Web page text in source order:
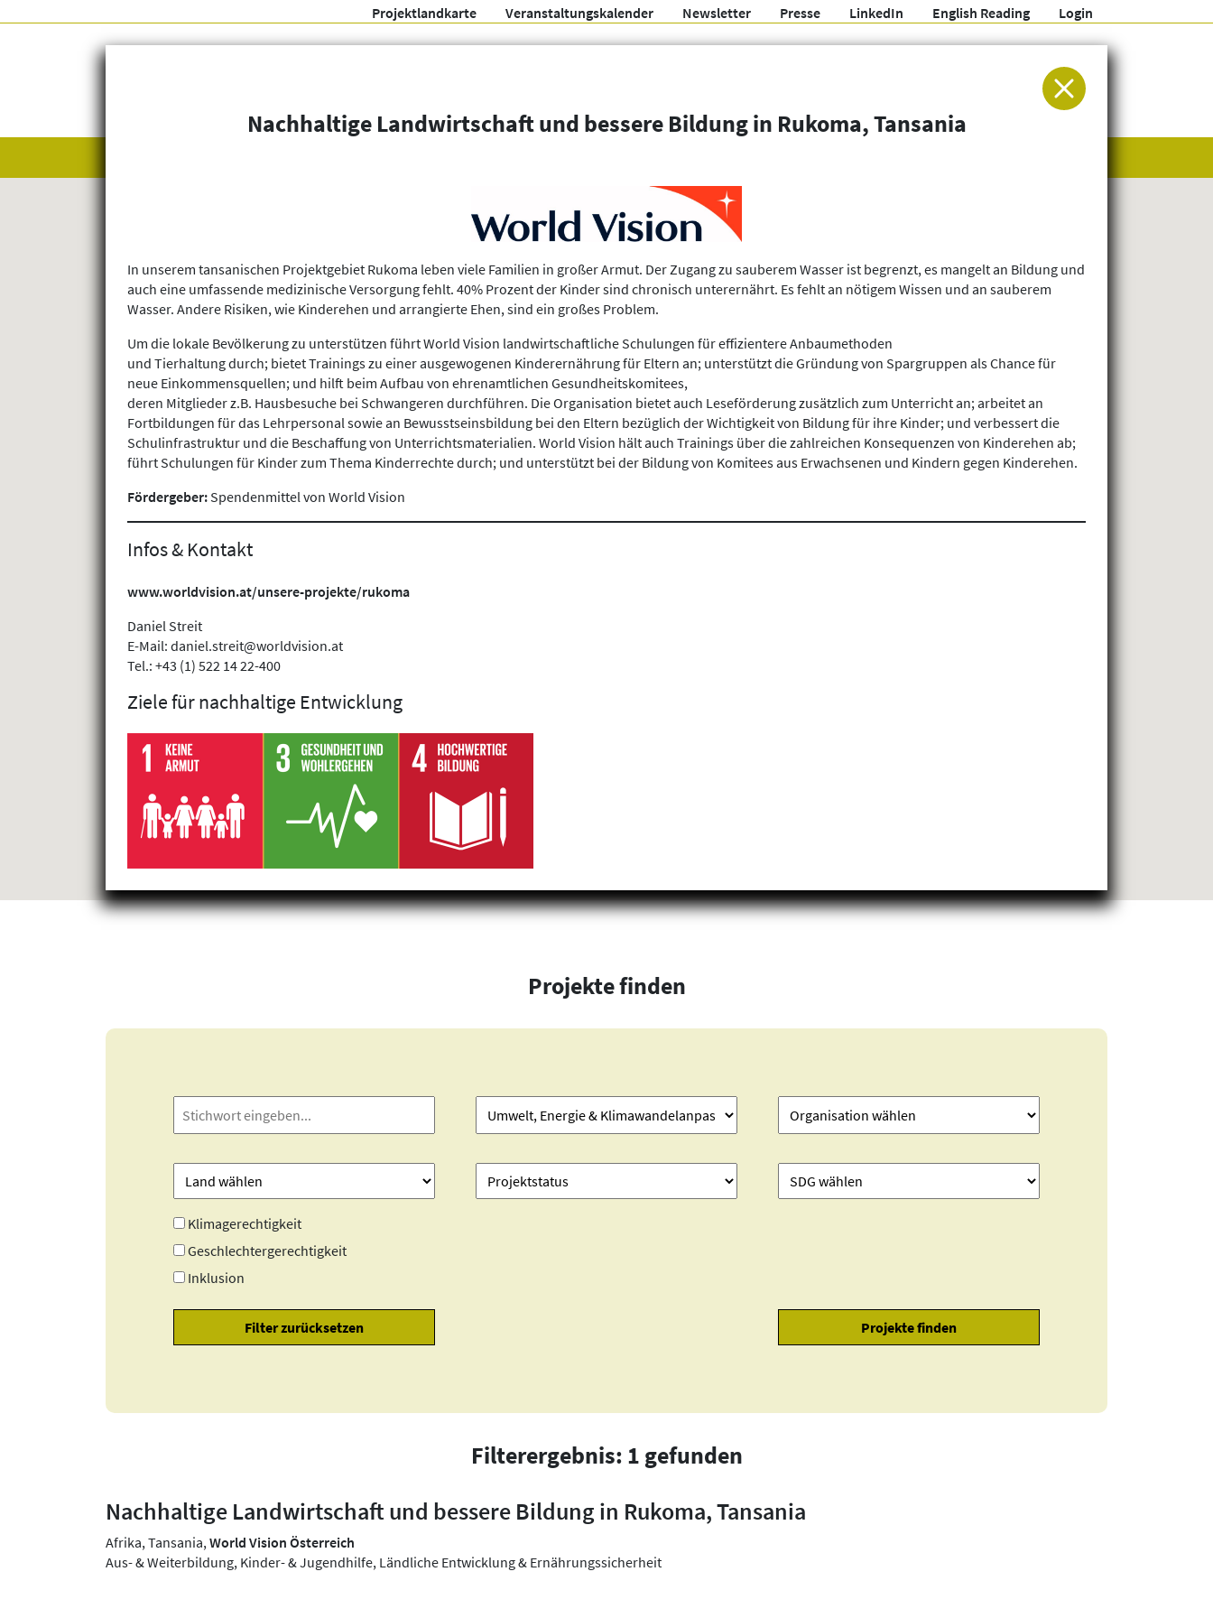
Projektlandkarte Veranstaltungskalender Newsletter Presse LinkedIn English Reading Login
Arbeitsgemeinschaft für Entwicklung und Humanitäre Hilfe
Projekte finden
Klimagerechtigkeit
Geschlechtergerechtigkeit
Inklusion
Filterergebnis: 1 gefunden
Nachhaltige Landwirtschaft und bessere Bildung in Rukoma, Tansania
Afrika, Tansania,World Vision Österreich
Aus- & Weiterbildung, Kinder- & Jugendhilfe, Ländliche Entwicklung & Ernährungssicherheit
Nachhaltige Landwirtschaft und bessere Bildung in Rukoma, Tansania
In unserem tansanischen Projektgebiet Rukoma leben viele Familien in großer Armut. Der Zugang zu sauberem Wasser ist begrenzt, es mangelt an Bildung und
auch eine umfassende medizinische Versorgung fehlt. 40% Prozent der Kinder sind chronisch unterernährt. Es fehlt an nötigem Wissen und an sauberem
Wasser. Andere Risiken, wie Kinderehen und arrangierte Ehen, sind ein großes Problem.
Um die lokale Bevölkerung zu unterstützen führt World Vision landwirtschaftliche Schulungen für effizientere Anbaumethoden
und Tierhaltung durch; bietet Trainings zu einer ausgewogenen Kinderernährung für Eltern an; unterstützt die Gründung von Spargruppen als Chance für
neue Einkommensquellen; und hilft beim Aufbau von ehrenamtlichen Gesundheitskomitees,
deren Mitglieder z.B. Hausbesuche bei Schwangeren durchführen. Die Organisation bietet auch Leseförderung zusätzlich zum Unterricht an; arbeitet an
Fortbildungen für das Lehrpersonal sowie an Bewusstseinsbildung bei den Eltern bezüglich der Wichtigkeit von Bildung für ihre Kinder; und verbessert die
Schulinfrastruktur und die Beschaffung von Unterrichtsmaterialien. World Vision hält auch Trainings über die zahlreichen Konsequenzen von Kinderehen ab;
führt Schulungen für Kinder zum Thema Kinderrechte durch; und unterstützt bei der Bildung von Komitees aus Erwachsenen und Kindern gegen Kinderehen.
Fördergeber: Spendenmittel von World Vision
Infos & Kontakt
www.worldvision.at/unsere-projekte/rukoma
Daniel Streit
E-Mail: daniel.streit@worldvision.at
Tel.: +43 (1) 522 14 22-400
Ziele für nachhaltige Entwicklung